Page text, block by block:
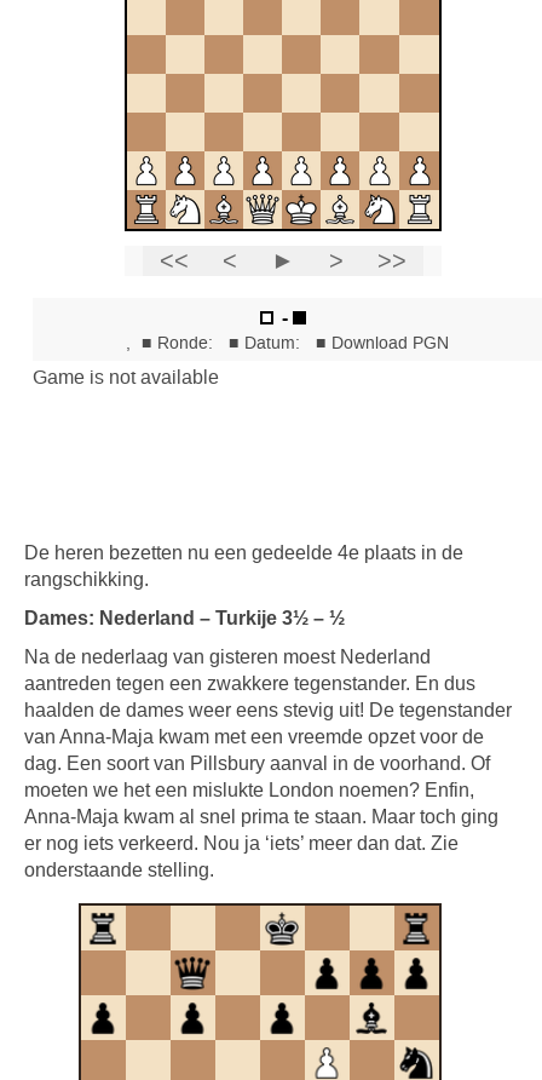
De heren bezetten nu een gedeelde 4e plaats in de
rangschikking.
Dames: Nederland – Turkije 3½ – ½
Na de nederlaag van gisteren moest Nederland
aantreden tegen een zwakkere tegenstander. En dus
haalden de dames weer eens stevig uit! De tegenstander
van Anna-Maja kwam met een vreemde opzet voor de
dag. Een soort van Pillsbury aanval in de voorhand. Of
moeten we het een mislukte London noemen? Enfin,
Anna-Maja kwam al snel prima te staan. Maar toch ging
er nog iets verkeerd. Nou ja ‘iets’ meer dan dat. Zie
onderstaande stelling.